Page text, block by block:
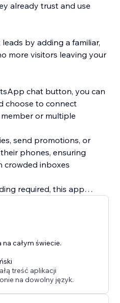
already trust and use
by adding a familiar,
more visitors leaving your
chat button, you can
choose to connect
or multiple
send promotions, or
phones, ensuring
crowded inboxes
required, this app
a seamless, mobile-
feels personal and fun
Us to your website
into connections
całym świecie.
treść aplikacji
na dowolny język.